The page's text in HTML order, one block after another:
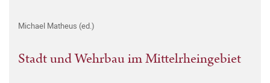
Michael Matheus (ed.)
Stadt und Wehrbau im Mittelrheingebiet